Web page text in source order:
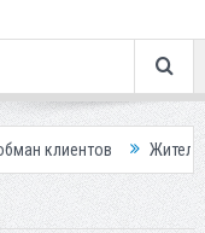
Жителей Дагестана